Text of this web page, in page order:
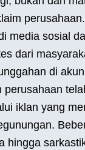
media sosial
dari
di
perusahaan
iklan yang
hingga